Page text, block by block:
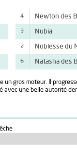
4 Newton des
3 Nubia
2 Noblesse du
6 Natasha des
un gros moteur. Il
avec une belle autorité